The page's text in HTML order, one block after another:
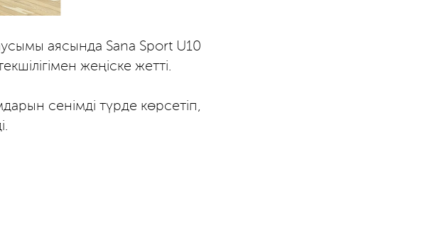
аясында Sana Sport U10
жеңіске жетті.
сенімді түрде көрсетіп,